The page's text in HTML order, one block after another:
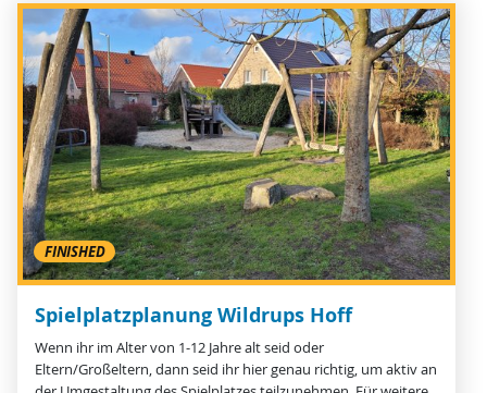
FINISHED
Spielplatzplanung Wildrups Hoff
Wenn ihr im Alter von 1-12 Jahre alt seid oder
Eltern/Großeltern, dann seid ihr hier genau richtig, um aktiv an